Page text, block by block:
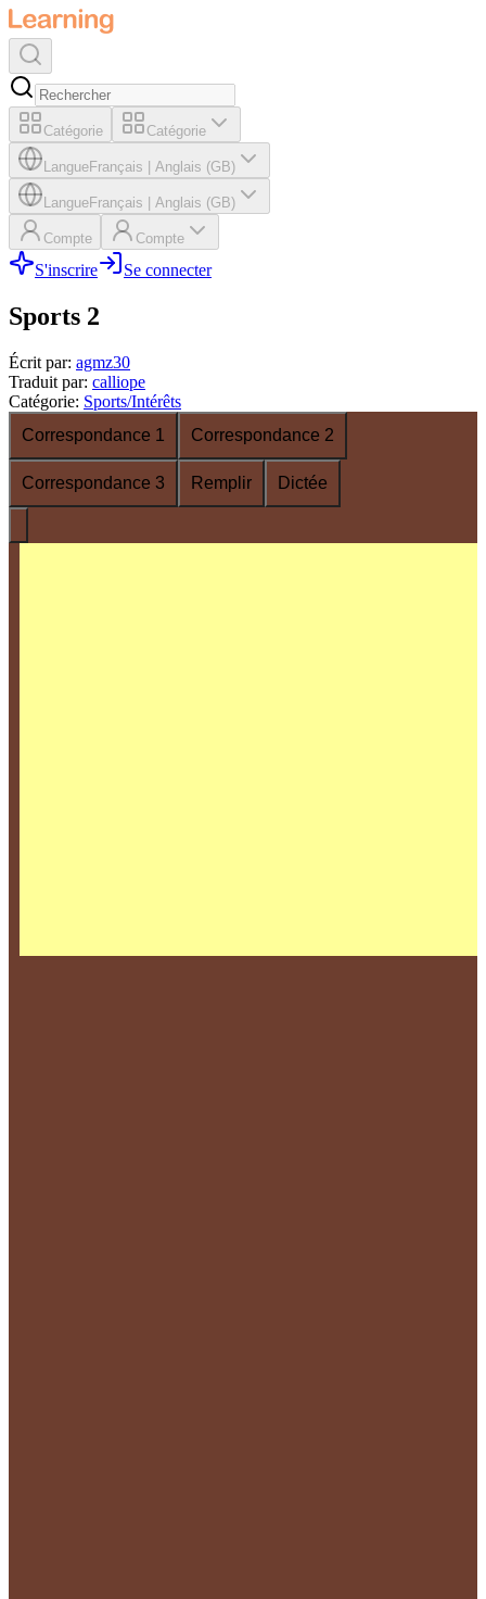
Catégorie Catégorie
LangueFrançais Anglais (GB)
LangueFrançais Anglais (GB)
Compte Compte
S'inscrire Se connecter
Sports 2
Écrit par: agmz30
Traduit par: calliope
Catégorie: Sports/Intérêts
Correspondance 1
Correspondance 2
Correspondance 3 Remplir Dictée